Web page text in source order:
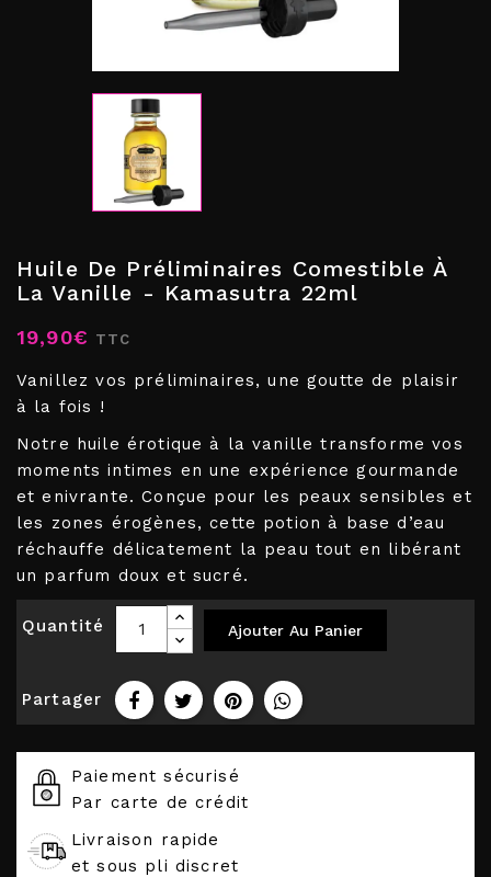
Huile De Préliminaires Comestible À
La Vanille - Kamasutra 22ml
19,90€ TTC
Vanillez vos préliminaires, une goutte de plaisir
à la fois !
Notre huile érotique à la vanille transforme vos
moments intimes en une expérience gourmande
et enivrante. Conçue pour les peaux sensibles et
les zones érogènes, cette potion à base d’eau
réchauffe délicatement la peau tout en libérant
un parfum doux et sucré.
Quantité Ajouter Au Panier
Partager
Paiement sécurisé
Par carte de crédit
Livraison rapide
et sous pli discret